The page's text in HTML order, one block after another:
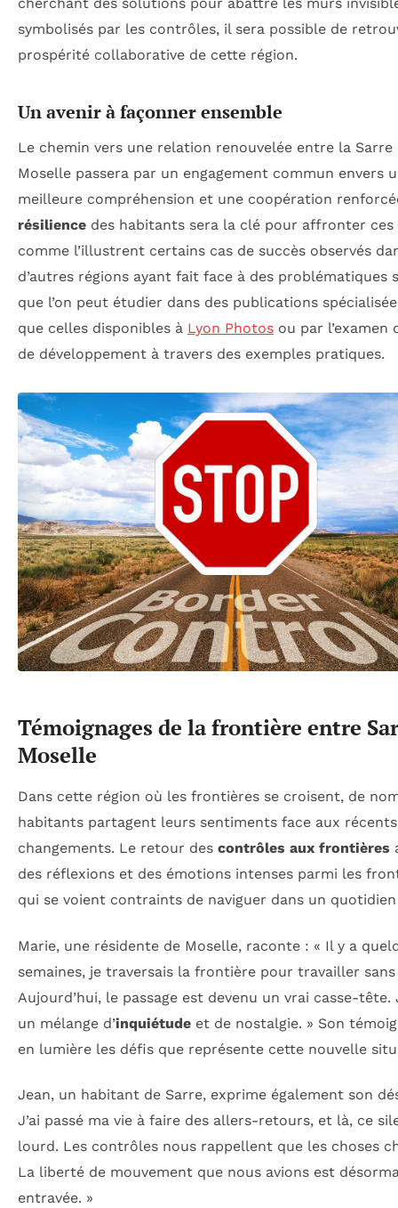
symbolisés par les contrôles, il sera possible de
prospérité collaborative de cette région.
Un avenir à façonner ensemble
Le chemin vers une relation renouvelée entre la Sarre
Moselle passera par un engagement commun envers
meilleure compréhension et une coopération
résilience des habitants sera la clé pour affronter ces
comme l’illustrent certains cas de succès observés
d’autres régions ayant fait face à des problématiques
que l’on peut étudier dans des publications
que celles disponibles à Lyon Photos ou par l’examen
de développement à travers des exemples pratiques.
Témoignages de la frontière entre
Moselle
Dans cette région où les frontières se croisent, de
habitants partagent leurs sentiments face aux récents
changements. Le retour des contrôles aux frontières
des réflexions et des émotions intenses parmi les
qui se voient contraints de naviguer dans un
Marie, une résidente de Moselle, raconte : « Il y a
semaines, je traversais la frontière pour travailler sans
Aujourd’hui, le passage est devenu un vrai casse-tête.
un mélange d’inquiétude et de nostalgie. » Son
en lumière les défis que représente cette nouvelle
Jean, un habitant de Sarre, exprime également son
J’ai passé ma vie à faire des allers-retours, et là, ce
lourd. Les contrôles nous rappellent que les choses
La liberté de mouvement que nous avions est
entravée. »